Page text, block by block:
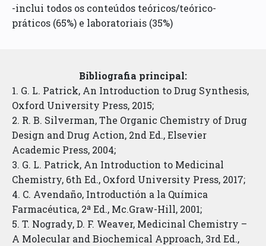
-inclui todos os conteúdos teóricos/teórico-
práticos (65%) e laboratoriais (35%)
Bibliografia principal:
1. G. L. Patrick, An Introduction to Drug Synthesis,
Oxford University Press, 2015;
2. R. B. Silverman, The Organic Chemistry of Drug
Design and Drug Action, 2nd Ed., Elsevier
Academic Press, 2004;
3. G. L. Patrick, An Introduction to Medicinal
Chemistry, 6th Ed., Oxford University Press, 2017;
4. C. Avendaño, Introductión a la Química
Farmacéutica, 2ª Ed., Mc.Graw-Hill, 2001;
5. T. Nogrady, D. F. Weaver, Medicinal Chemistry –
A Molecular and Biochemical Approach, 3rd Ed.,